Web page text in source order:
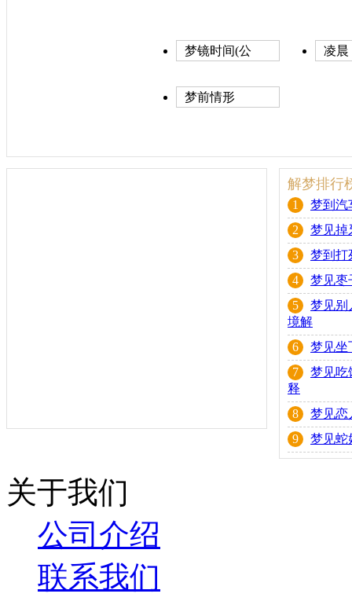
梦镜时间(公
凌晨
梦前情形
解梦排行
1
梦到汽
2
梦见掉
3
梦到打
4
梦见枣
5
梦见别
境解
6
梦见坐
7
梦见吃
释
8
梦见恋
9
梦见蛇
关于我们
公司介绍
联系我们